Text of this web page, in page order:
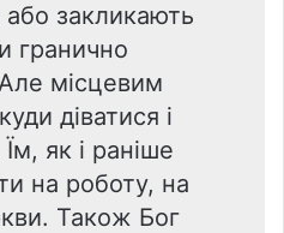
або закликають
гранично
місцевим
діватися і
як і раніше
на роботу, на
Також Бог